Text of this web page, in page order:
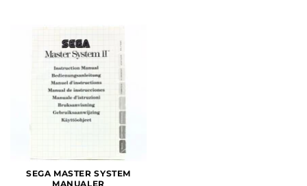
SEGA MASTER SYSTEM
MANUALER